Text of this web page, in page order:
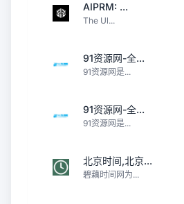
AIPRM: ...
The Ul...
91资源网-全...
91资源网是...
91资源网-全...
91资源网是...
北京时间,北京...
碧藕时间网为...